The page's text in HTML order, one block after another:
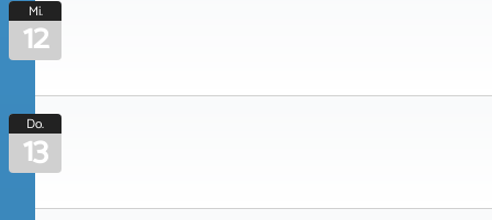
Mi.
12
Do.
13